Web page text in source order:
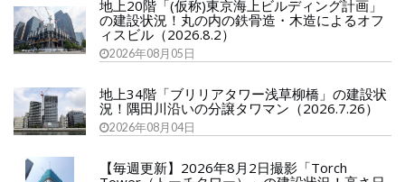
地上20階「(仮称)東京海上ビルディング計画」
の建設状況！丸の内の鉄骨造・木造によるオフ
ィスビル（2026.8.2）
2026年08月05日
地上34階「ブリリアタワー浅草柳橋」の建設状
況！隅田川沿いの分譲タワマン（2026.7.26）
2026年08月04日
【毎週更新】2026年8月2日撮影「Torch